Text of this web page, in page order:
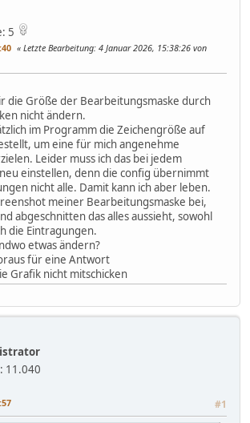
5
Letzte Bearbeitung: 4 Januar 2026, 15:38:26 von
die Größe der Bearbeitungsmaske durch
nicht ändern.
im Programm die Zeichengröße auf
um eine für mich angenehme
Leider muss ich das bei jedem
einstellen, denn die config übernimmt
nicht alle. Damit kann ich aber leben.
meiner Bearbeitungsmaske bei,
abgeschnitten das alles aussieht, sowohl
die Eintragungen.
etwas ändern?
für eine Antwort
Grafik nicht mitschicken
11.040
#1